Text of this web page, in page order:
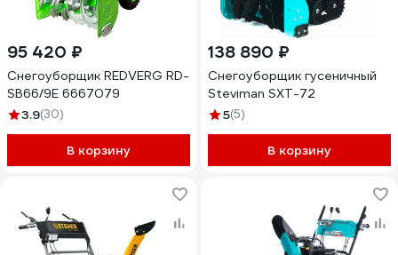
95 420 ₽
Снегоуборщик REDVERG RD-
SB66/9E 6667079
3.9(30)
В корзину
138 890 ₽
Снегоуборщик гусеничный
Steviman SXT-72
5(5)
В корзину